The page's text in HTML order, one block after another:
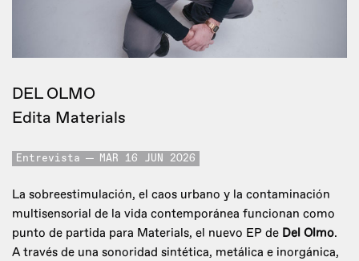
DEL OLMO
Edita Materials
Entrevista MAR 16 JUN 2026
La sobreestimulación, el caos urbano y la contaminación
multisensorial de la vida contemporánea funcionan como
punto de partida para Materials, el nuevo EP de Del Olmo.
A través de una sonoridad sintética, metálica e inorgánica,